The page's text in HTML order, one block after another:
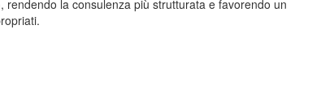
, rendendo la consulenza più strutturata e favorendo un